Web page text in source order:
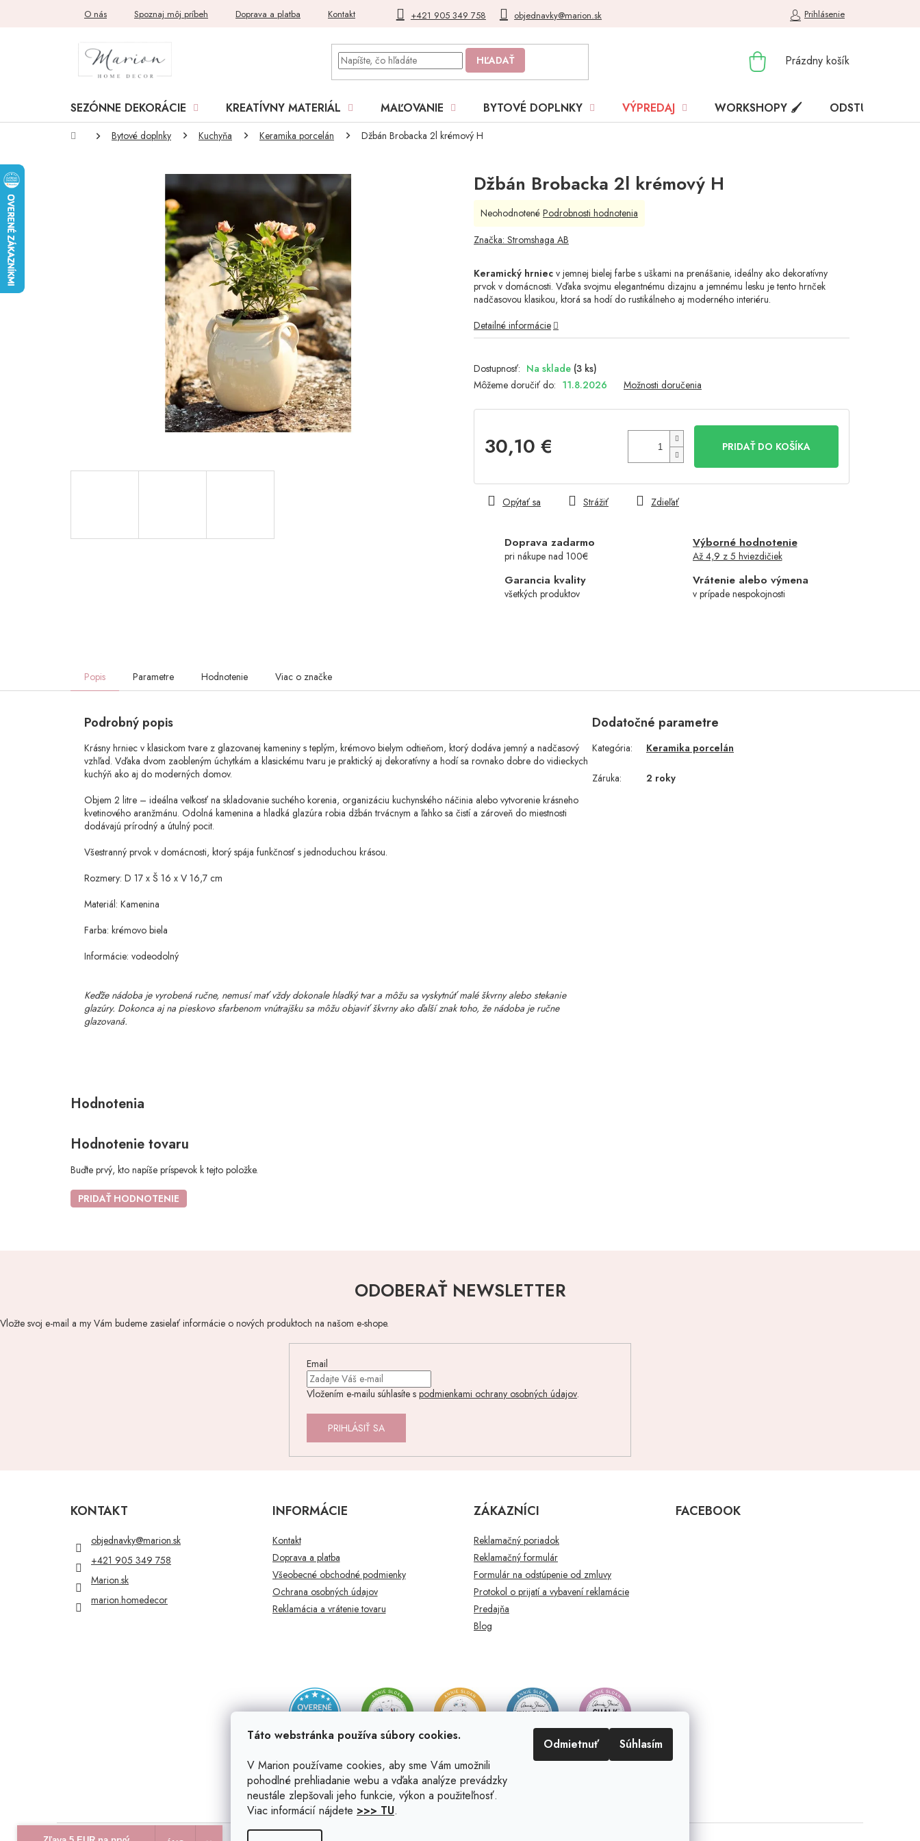
Táto webstránka používa súbory cookies.
V Marion používame cookies, aby sme Vám umožnili
pohodlné prehliadanie webu a vďaka analýze prevádzky
neustále zlepšovali jeho funkcie, výkon a použiteľnosť.
Viac informácií nájdete >>> TU.
Odmietnuť Súhlasím
+421 905 349 758 objednavky@marion.sk
O nás Spoznaj môj príbeh Doprava a platba Kontakt Blog Moja objednávka Prihlásenie
HĽADAŤ
NÁKUPNÝ
Prázdny košík
SEZÓNNE DEKORÁCIE KREATÍVNY MATERIÁL MAĽOVANIE BYTOVÉ DOPLNKY VÝPREDAJ WORKSHOPY 🖌️ ODSTÚPENIE
DomovBytové doplnky Kuchyňa Keramika porcelán Džbán Brobacka 2l krémový H
Džbán Brobacka 2l krémový H
Na sklade (3 ks)
Môžeme doručiť do: 11.8.2026 Možnosti doručenia
30,10 €
cena:
PRIDAŤ DO KOŠÍKA
Doprava zadarmo
pri nákupe nad 100€
Výborné hodnotenie
Až 4,9 z 5 hviezdičiek
Garancia kvality
všetkých produktov
Vrátenie alebo výmena
v prípade nespokojnosti
Keramický hrniec v jemnej bielej farbe s uškami na prenášanie, ideálny ako dekoratívny
prvok v domácnosti. Vďaka svojmu elegantnému dizajnu a jemnému lesku je tento hrnček
nadčasovou klasikou, ktorá sa hodí do rustikálneho aj moderného interiéru.
Detailné informácie
Opýtať sa Strážiť Zdieľať
Priemerné
produktu
z
5
hviezdičiek.
Neohodnotené Podrobnosti hodnotenia
Značka: Stromshaga AB
Popis Parametre Hodnotenie Viac o značke
Podrobný popis
Krásny hrniec v klasickom tvare z glazovanej kameniny s teplým, krémovo bielym odtieňom, ktorý dodáva jemný a nadčasový
vzhľad. Vďaka dvom zaobleným úchytkám a klasickému tvaru je praktický aj dekoratívny a hodí sa rovnako dobre do vidieckych
kuchýň ako aj do moderných domov.
Objem 2 litre – ideálna veľkosť na skladovanie suchého korenia, organizáciu kuchynského náčinia alebo vytvorenie krásneho
kvetinového aranžmánu. Odolná kamenina a hladká glazúra robia džbán trvácnym a ľahko sa čistí a zároveň do miestnosti
dodávajú prírodný a útulný pocit.
Všestranný prvok v domácnosti, ktorý spája funkčnosť s jednoduchou krásou.
Rozmery: D 17 x Š 16 x V 16,7 cm
Materiál: Kamenina
Farba: krémovo biela
Informácie: vodeodolný
Keďže nádoba je vyrobená ručne, nemusí mať vždy dokonale hladký tvar a môžu sa vyskytnúť malé škvrny alebo stekanie
glazúry. Dokonca aj na pieskovo sfarbenom vnútrajšku sa môžu objaviť škvrny ako ďalší znak toho, že nádoba je ručne
glazovaná.
Dodatočné parametre
Kategória: Keramika porcelán
Záruka: 2 roky
Hodnotenie tovaru
Buďte prvý, kto napíše príspevok k tejto položke.
PRIDAŤ HODNOTENIE
ODOBERAŤ NEWSLETTER
Vložte svoj e-mail a my Vám budeme zasielať informácie o nových produktoch na našom e-shope.
Email
Vložením e-mailu súhlasíte s podmienkami ochrany osobných údajov.
PRIHLÁSIŤ SA
KONTAKT
objednavky@marion.sk
+421 905 349 758
Marion.sk
marion.homedecor
INFORMÁCIE
Kontakt
Doprava a platba
Všeobecné obchodné podmienky
Ochrana osobných údajov
Reklamácia a vrátenie tovaru
ZÁKAZNÍCI
Reklamačný poriadok
Reklamačný formulár
Formulár na odstúpenie od zmluvy
Protokol o prijatí a vybavení reklamácie
Predajňa
Blog
FACEBOOK